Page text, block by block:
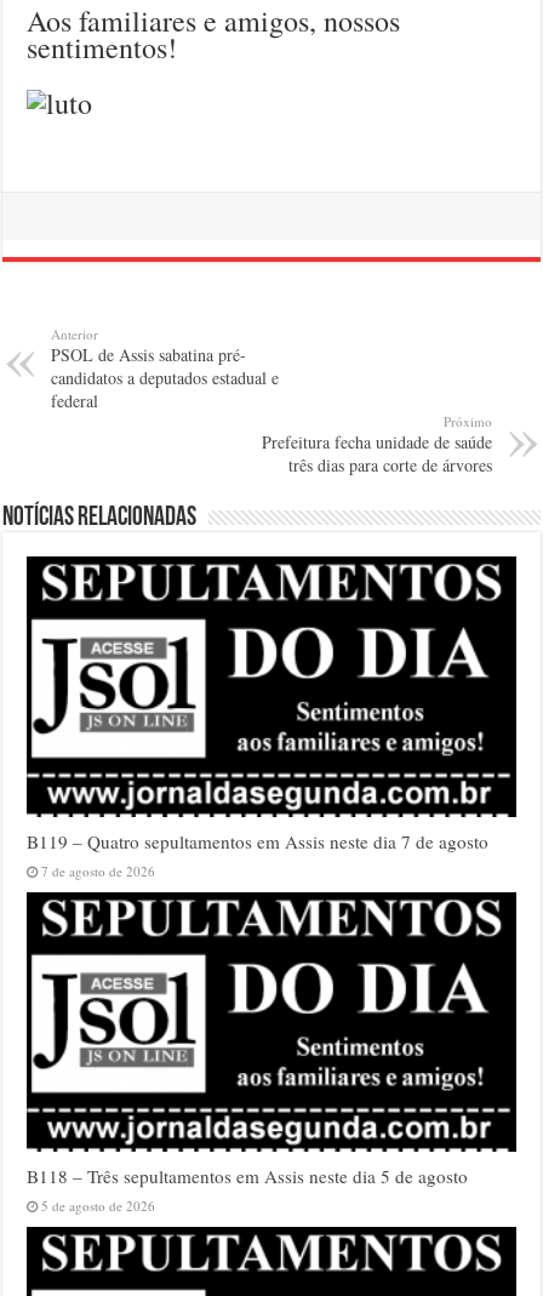
Aos familiares e amigos, nossos
sentimentos!
Anterior
PSOL de Assis sabatina pré-
candidatos a deputados estadual e
federal
Próximo
Prefeitura fecha unidade de saúde
três dias para corte de árvores
Notícias relacionadas
B119 – Quatro sepultamentos em Assis neste dia 7 de agosto
7 de agosto de 2026
B118 – Três sepultamentos em Assis neste dia 5 de agosto
5 de agosto de 2026